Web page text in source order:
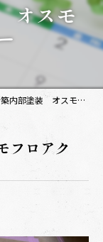
オスモ
塗装 オスモフロアクリヤー
フロアク